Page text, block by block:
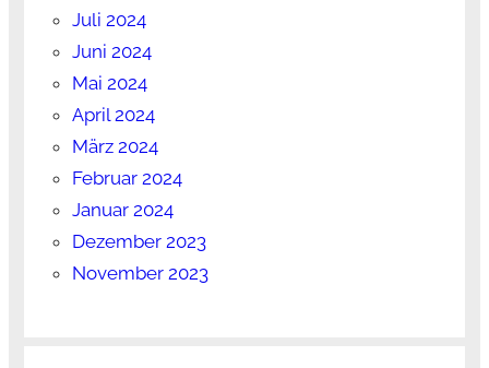
Juli 2024
Juni 2024
Mai 2024
April 2024
März 2024
Februar 2024
Januar 2024
Dezember 2023
November 2023